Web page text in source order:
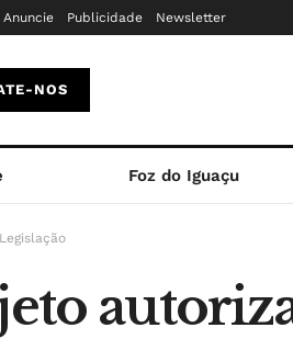
Anuncie Publicidade Newsletter
NOS
Foz do Iguaçu